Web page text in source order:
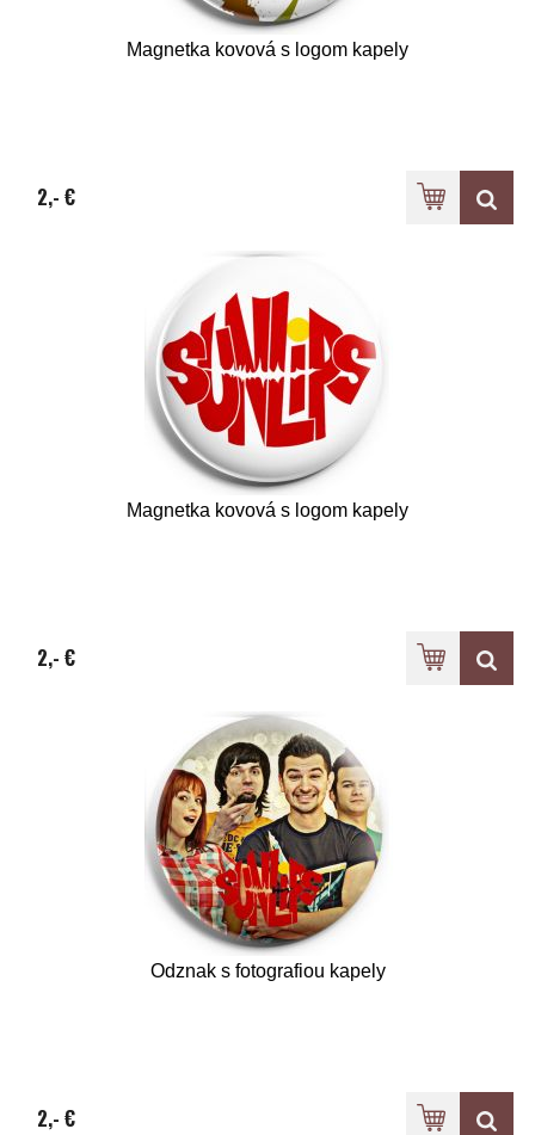
Magnetka kovová s logom kapely
2,- €
Magnetka kovová s logom kapely
2,- €
Odznak s fotografiou kapely
2,- €